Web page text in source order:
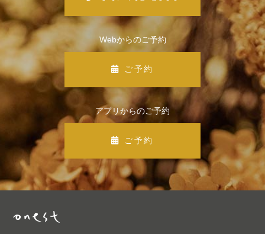
Webからのご予約
ご予約
アプリからのご予約
ご予約